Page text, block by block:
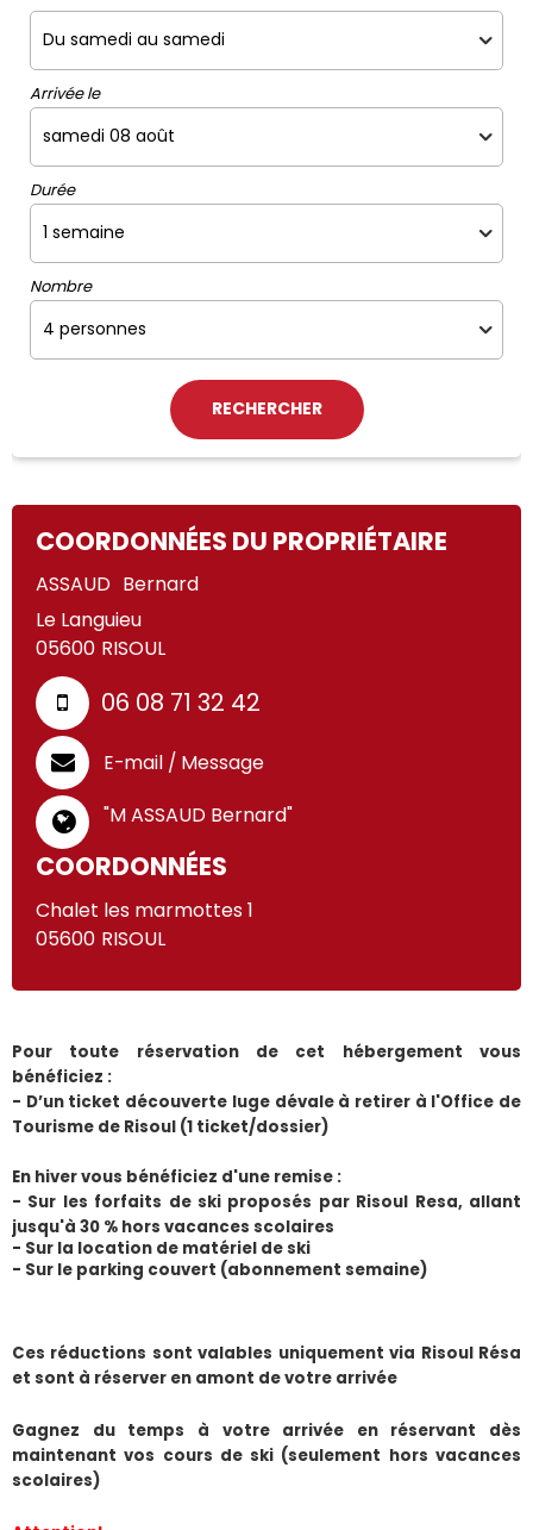
Arrivée le
Durée
Nombre
COORDONNÉES DU PROPRIÉTAIRE
ASSAUD Bernard
Le Languieu
05600 RISOUL
06 08 71 32 42
E-mail / Message
"M ASSAUD Bernard"
COORDONNÉES
Chalet les marmottes 1
05600 RISOUL
Pour toute réservation de cet hébergement vous
bénéficiez :
- D’un ticket découverte luge dévale à retirer à l'Office de
Tourisme de Risoul (1 ticket/dossier)
En hiver vous bénéficiez d'une remise :
- Sur les forfaits de ski proposés par Risoul Resa, allant
jusqu'à 30 % hors vacances scolaires
- Sur la location de matériel de ski
- Sur le parking couvert (abonnement semaine)
​Ces réductions sont valables uniquement via Risoul Résa
et sont à réserver en amont de votre arrivée
Gagnez du temps à votre arrivée en réservant dès
maintenant vos cours de ski (seulement hors vacances
scolaires)